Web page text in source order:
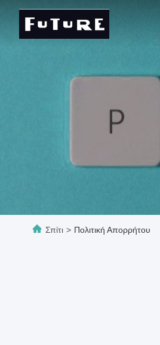
Σπίτι > Πολιτική Απορρήτου